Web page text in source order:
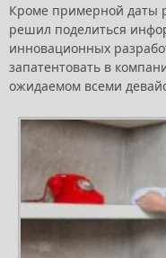
Кроме примерной даты
решил поделиться
инновационных
запатентовать в
ожидаемом всеми